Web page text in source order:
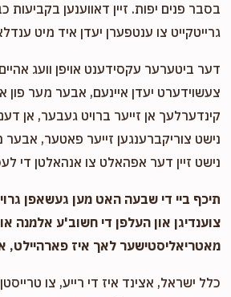
בסבר פנים יפות. זיין דאווענען בקביעות
גרייטקייט צו ענטפערן יעדן איד מיט
דער ביטערער עקסידענט אויפן וועג
צעשוידערט יעדן איינעם, אבער מער פון
קינדערלעך אן זייער ברויט געבער, אן
נישט צוריקברענגען זייער פאטער, אבער
נישט זיין דער אפהאלט צו אנהאלטן די
תיכף ביי די שבעה האט מען געשאפן
צוענדיגן און העלפן די חשוב'ע אלמנה
מאטריאליסטישער לאך איז פארהיילט,
כלל ישראל, אצינד איז די רייע, צו טרייסטן